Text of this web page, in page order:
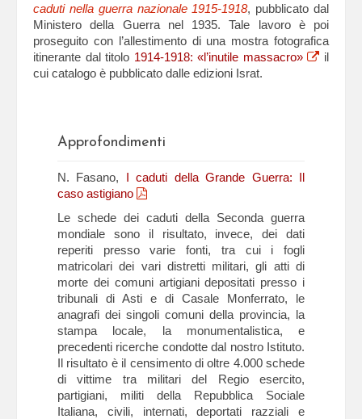
caduti nella guerra nazionale 1915-1918, pubblicato dal
Ministero della Guerra nel 1935. Tale lavoro è poi
proseguito con l’allestimento di una mostra fotografica
itinerante dal titolo 1914-1918: «l’inutile massacro»
il
cui catalogo è pubblicato dalle edizioni Israt.
Approfondimenti
N. Fasano,
I caduti della Grande Guerra: Il
caso astigiano
Le schede dei caduti della Seconda guerra
mondiale sono il risultato, invece, dei dati
reperiti presso varie fonti, tra cui i fogli
matricolari dei vari distretti militari, gli atti di
morte dei comuni artigiani depositati presso i
tribunali di Asti e di Casale Monferrato, le
anagrafi dei singoli comuni della provincia, la
stampa locale, la monumentalistica, e
precedenti ricerche condotte dal nostro Istituto.
Il risultato è il censimento di oltre 4.000 schede
di vittime tra militari del Regio esercito,
partigiani, militi della Repubblica Sociale
Italiana, civili, internati, deportati razziali e